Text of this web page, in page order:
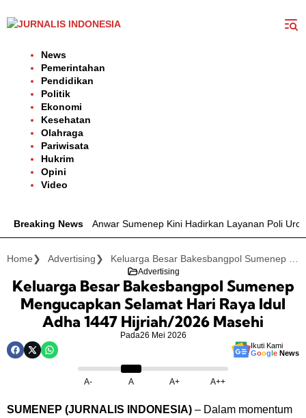
ke
News
Pemerintahan
Pendidikan
Politik
Ekonomi
Kesehatan
Olahraga
Pariwisata
Hukrim
Opini
Video
Breaking News
dr. H. Moh. Anwar Sumenep Kini Hadirkan Layanan Poli Urologi
Home Advertising
Advertising
Keluarga Besar Bakesbangpol Sumenep
Mengucapkan Selamat Hari Raya Idul
Adha 1447 Hijriah/2026 Masehi
Pada26 Mei 2026
Ikuti Kami
Google News
A- A A+ A++
SUMENEP (JURNALIS INDONESIA) – Dalam momentum